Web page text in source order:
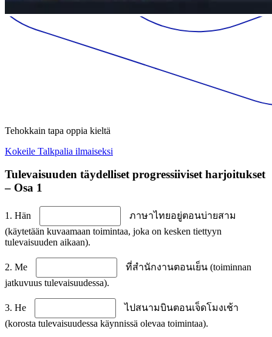
Tehokkain tapa oppia kieltä
Kokeile Talkpalia ilmaiseksi
Tulevaisuuden täydelliset progressiiviset harjoitukset
– Osa 1
1. Hän
ภาษาไทยอยู่ตอนบ่ายสาม
(käytetään kuvaamaan toimintaa, joka on kesken tiettyyn
tulevaisuuden aikaan).
2. Me
ที่สำนักงานตอนเย็น (toiminnan
jatkuvuus tulevaisuudessa).
3. He
ไปสนามบินตอนเจ็ดโมงเช้า
(korosta tulevaisuudessa käynnissä olevaa toimintaa).